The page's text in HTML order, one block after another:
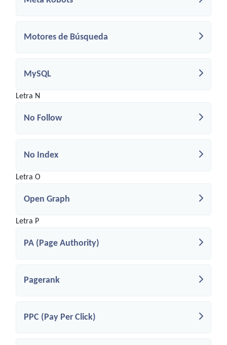
Motores de Búsqueda
MySQL
Letra N
No Follow
No Index
Letra O
Open Graph
Letra P
PA (Page Authority)
Pagerank
PPC (Pay Per Click)